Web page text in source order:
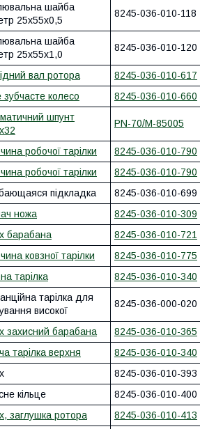
шайба
25x55x0,5
8245-036-010-118
шайба
25x55x1,0
8245-036-010-120
вал ротора 8245-036-010-617
колесо 8245-036-010-660
шпунт
PN-70/M-85005
робочої тарілки 8245-036-010-790
робочої тарілки 8245-036-010-790
підкладка 8245-036-010-699
ножа 8245-036-010-309
барабана 8245-036-010-721
ковзної тарілки 8245-036-010-775
тарілка 8245-036-010-340
тарілка для
високої
8245-036-000-020
захисний барабана 8245-036-010-365
тарілка верхня 8245-036-010-340
8245-036-010-393
кільце 8245-036-010-400
заглушка ротора 8245-036-010-413